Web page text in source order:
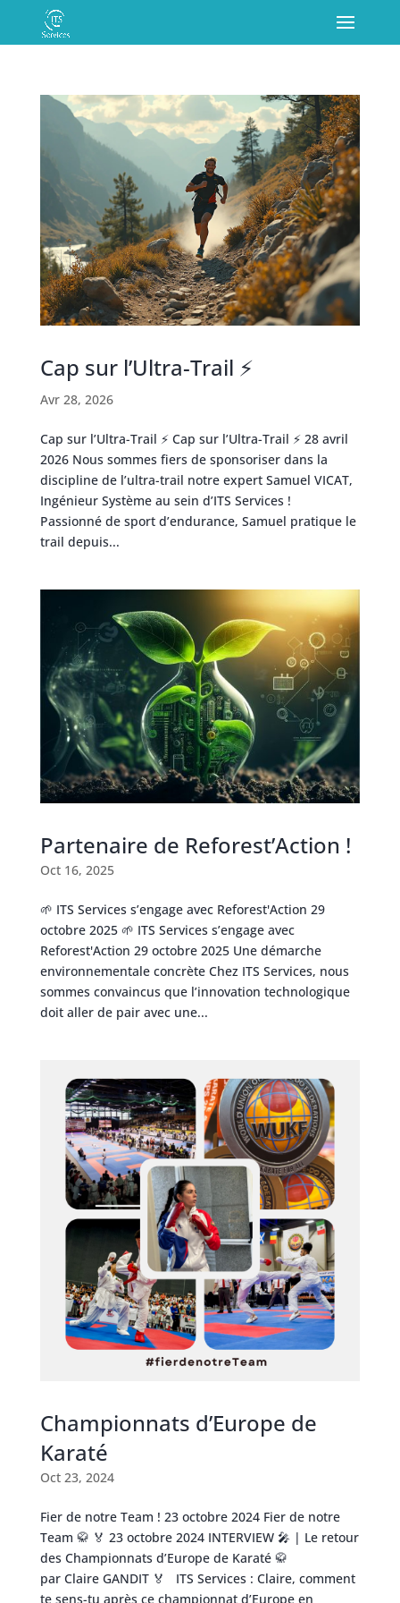
Cap sur l’Ultra-Trail ⚡️
Avr 28, 2026
Cap sur l’Ultra-Trail ⚡️ Cap sur l’Ultra-Trail ⚡️ 28 avril
2026 Nous sommes fiers de sponsoriser dans la
discipline de l’ultra-trail notre expert Samuel VICAT,
Ingénieur Système au sein d’ITS Services !
Passionné de sport d’endurance, Samuel pratique le
trail depuis...
Partenaire de Reforest’Action !
Oct 16, 2025
🌱 ITS Services s’engage avec Reforest'Action 29
octobre 2025 🌱 ITS Services s’engage avec
Reforest'Action 29 octobre 2025 Une démarche
environnementale concrète Chez ITS Services, nous
sommes convaincus que l’innovation technologique
doit aller de pair avec une...
Championnats d’Europe de
Karaté
Oct 23, 2024
Fier de notre Team ! 23 octobre 2024 Fier de notre
Team 🥋 🏅 23 octobre 2024 INTERVIEW 🎤 | Le retour
des Championnats d’Europe de Karaté 🥋
par Claire GANDIT 🏅 ITS Services : Claire, comment
te sens-tu après ce championnat d’Europe en